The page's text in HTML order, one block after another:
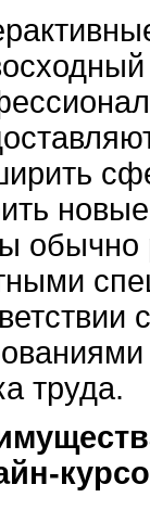
обычно
труда.